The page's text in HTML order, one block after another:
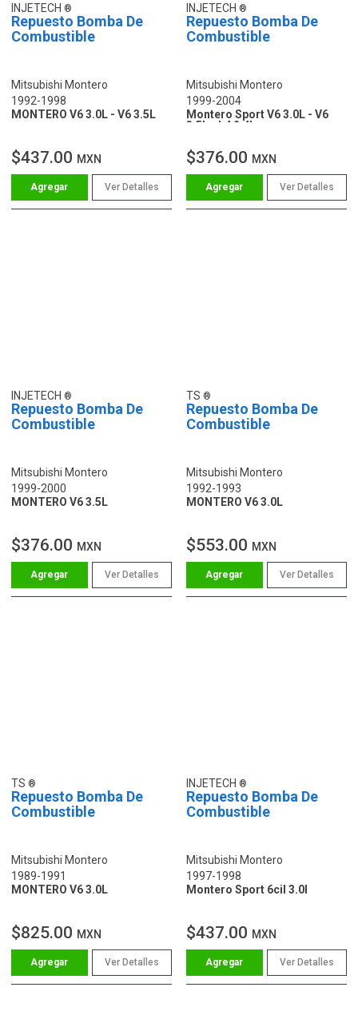
INJETECH
Repuesto Bomba De
Combustible
Mitsubishi Montero
1992-1998
MONTERO V6 3.0L - V6 3.5L
$437.00 MXN
Ver Detalles
INJETECH
Repuesto Bomba De
Combustible
Mitsubishi Montero
1999-2004
Montero Sport V6 3.0L - V6
3.5L - L4 2.4L
$376.00 MXN
Ver Detalles
INJETECH
Repuesto Bomba De
Combustible
Mitsubishi Montero
1999-2000
MONTERO V6 3.5L
$376.00 MXN
Ver Detalles
TS
Repuesto Bomba De
Combustible
Mitsubishi Montero
1992-1993
MONTERO V6 3.0L
$553.00 MXN
Ver Detalles
TS
Repuesto Bomba De
Combustible
Mitsubishi Montero
1989-1991
MONTERO V6 3.0L
$825.00 MXN
Ver Detalles
INJETECH
Repuesto Bomba De
Combustible
Mitsubishi Montero
1997-1998
Montero Sport 6cil 3.0l
$437.00 MXN
Ver Detalles